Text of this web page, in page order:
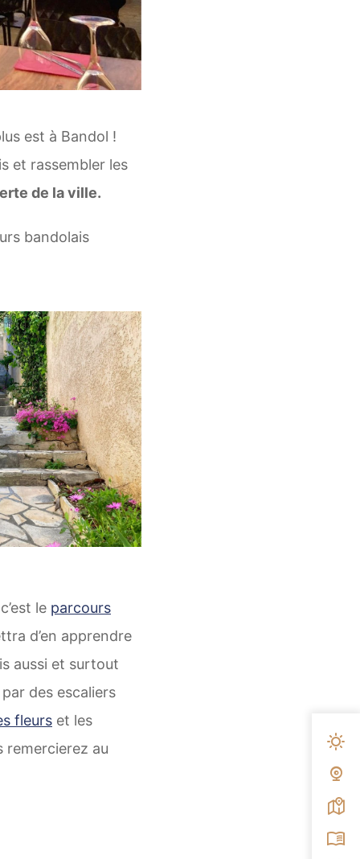
est à Bandol !
et rassembler les
de la ville.
bandolais
le parcours
d’en apprendre
aussi et surtout
des escaliers
fleurs et les
remercierez au